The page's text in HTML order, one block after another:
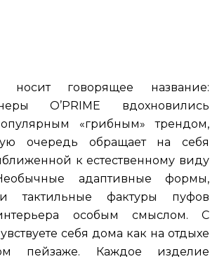
говорящее название:
O’PRIME вдохновились
«грибным» трендом,
очередь обращает на себя
к естественному виду
адаптивные формы,
тактильные фактуры пуфов
особым смыслом. С
себя дома как на отдыхе
пейзаже. Каждое изделие